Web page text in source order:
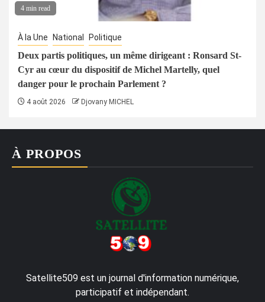
4 min read
À la Une National Politique
Deux partis politiques, un même dirigeant : Ronsard St-
Cyr au cœur du dispositif de Michel Martelly, quel
danger pour le prochain Parlement ?
4 août 2026 Djovany MICHEL
À PROPOS
Satellite509 est un journal d'information numérique,
participatif et indépendant.